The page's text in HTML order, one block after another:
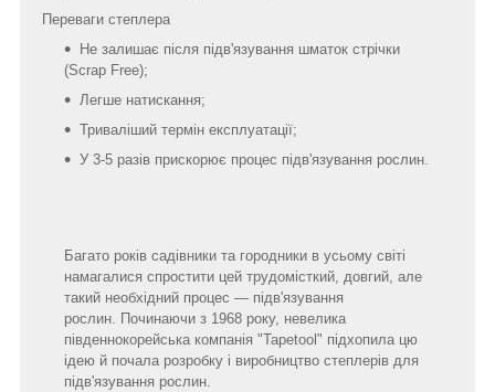
Переваги степлера
Не залишає після підв'язування шматок стрічки
(Scrap Free);
Легше натискання;
Триваліший термін експлуатації;
У 3-5 разів прискорює процес підв'язування рослин.
Багато років садівники та городники в усьому світі
намагалися спростити цей трудомісткий, довгий, але
такий необхідний процес — підв'язування
рослин. Починаючи з 1968 року, невелика
південнокорейська компанія "Tapetool" підхопила цю
ідею й почала розробку і виробництво степлерів для
підв'язування рослин.